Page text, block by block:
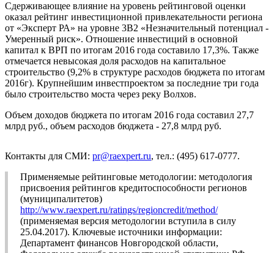
Сдерживающее влияние на уровень рейтинговой оценки
оказал рейтинг инвестиционной привлекательности региона
от «Эксперт РА» на уровне 3В2 «Незначительный потенциал -
Умеренный риск». Отношение инвестиций в основной
капитал к ВРП по итогам 2016 года составило 17,3%. Также
отмечается невысокая доля расходов на капитальное
строительство (9,2% в структуре расходов бюджета по итогам
2016г). Крупнейшим инвестпроектом за последние три года
было строительство моста через реку Волхов.
Объем доходов бюджета по итогам 2016 года составил 27,7
млрд руб., объем расходов бюджета - 27,8 млрд руб.
Контакты для СМИ: pr@raexpert.ru, тел.: (495) 617-0777.
Применяемые рейтинговые методологии: методология
присвоения рейтингов кредитоспособности регионов
(муниципалитетов)
http://www.raexpert.ru/ratings/regioncredit/method/
(применяемая версия методологии вступила в силу
25.04.2017). Ключевые источники информации:
Департамент финансов Новгородской области,